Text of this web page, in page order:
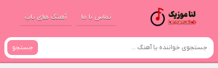
تماس با ما آهنگ های تاپ
جستجو